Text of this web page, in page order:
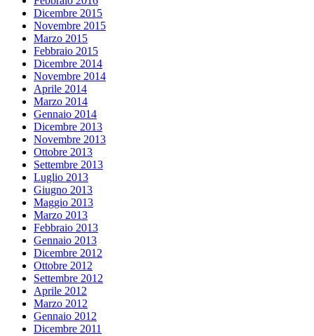
Dicembre 2015
Novembre 2015
Marzo 2015
Febbraio 2015
Dicembre 2014
Novembre 2014
Aprile 2014
Marzo 2014
Gennaio 2014
Dicembre 2013
Novembre 2013
Ottobre 2013
Settembre 2013
Luglio 2013
Giugno 2013
Maggio 2013
Marzo 2013
Febbraio 2013
Gennaio 2013
Dicembre 2012
Ottobre 2012
Settembre 2012
Aprile 2012
Marzo 2012
Gennaio 2012
Dicembre 2011